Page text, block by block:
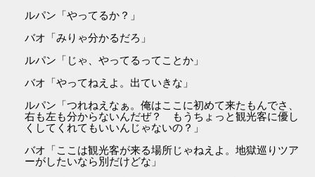
ルパン「やってるか？」
バオ「みりゃ分かるだろ」
ルパン「じゃ、やってるってことか」
バオ「やってねえよ。出ていきな」
ルパン「つれねえなぁ。俺はここに初めて来たもんでさ、
右も左も分からないんだぜ？ もうちょっと観光客に優し
くしてくれてもいいんじゃないの？」
バオ「ここは観光客が来る場所じゃねえよ。地獄巡りツア
ーがしたいなら別だけどな」